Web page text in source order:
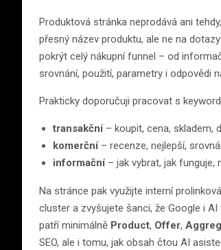
Produktová stránka neprodává ani
přesný název produktu, ale ne na dotazy
pokrýt celý nákupní funnel – od
srovnání, použití, parametry i odpovědi
Prakticky doporučuji pracovat s
transakční– koupit, cena, skladem,
komerční– recenze, nejlepší,
informační– jak vybrat, jak funguje,
Na stránce pak využijte interní
cluster a zvyšujete šanci, že Google i
patří minimálně Product, Offer,
SEO, ale i tomu, jak obsah čtou AI